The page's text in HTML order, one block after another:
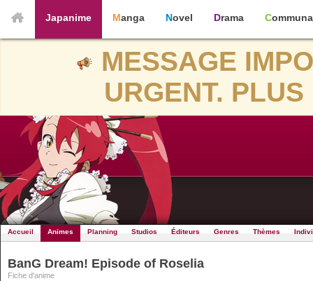
Japanime Manga Novel Drama
MESSAGE
URGENT.
Accueil Animes Planning Studios Éditeurs Genres Thèmes
BanG Dream! Episode of Roselia
Fiche d'anime